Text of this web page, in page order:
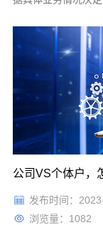
给你儿子，都是不
不行啦，对我来讲
啊，私人之间
公司VS个体户，
发布时间：
浏览量：1082